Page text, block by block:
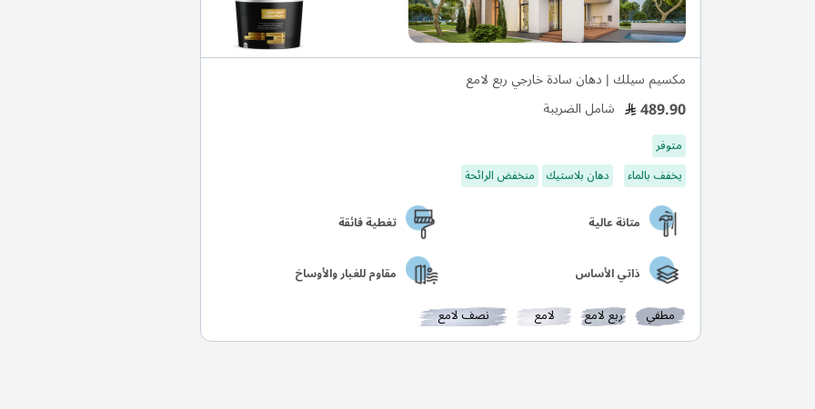
مكسيم سيلك | دهان سادة خارجي ربع لامع
489.90 شامل الضريبة
متوفر
يخفف بالماء
دهان بلاستيك منخفض الرائحة
متانة عالية تغطية فائقة
ذاتي الأساس مقاوم للغبار والأوساخ
مطفي ربع لامع لامع نصف لامع